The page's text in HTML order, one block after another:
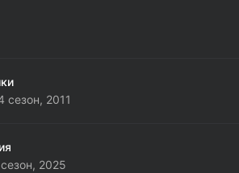
сезон, 2011
2025